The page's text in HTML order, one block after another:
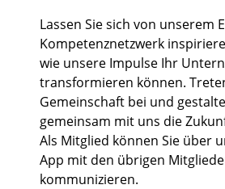
Lassen Sie sich von unserem
Kompetenznetzwerk
wie unsere Impulse Ihr
transformieren können.
Gemeinschaft bei und
gemeinsam mit uns die
Als Mitglied können Sie über
App mit den übrigen
kommunizieren.